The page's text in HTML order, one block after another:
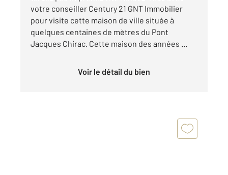
votre conseiller Century 21 GNT Immobilier
pour visite cette maison de ville située à
quelques centaines de mètres du Pont
Jacques Chirac. Cette maison des années ...
Voir le détail du bien